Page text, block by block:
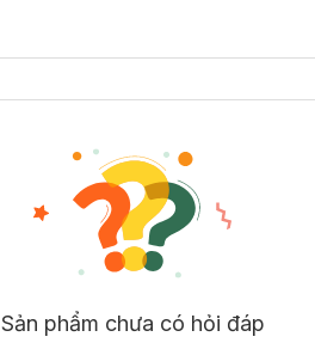
Sản phẩm chưa có hỏi đáp